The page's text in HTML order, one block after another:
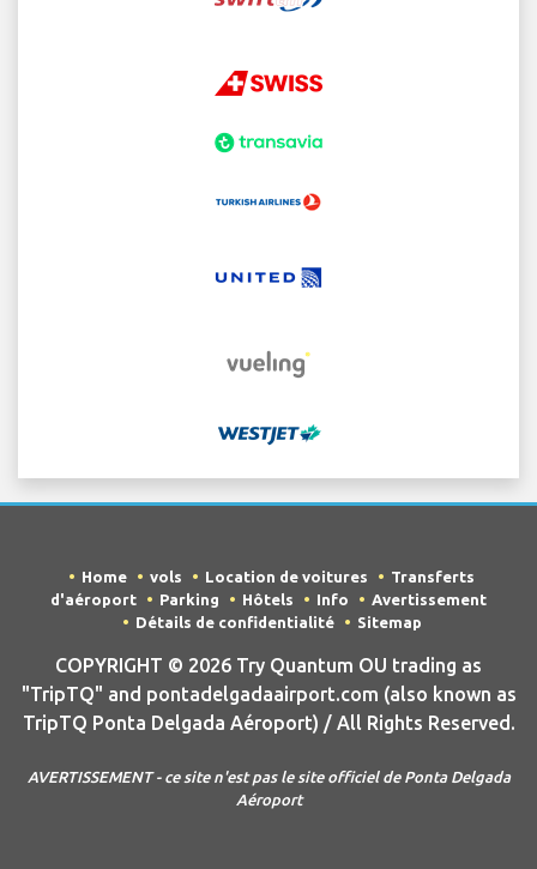
Home vols Location de voitures
Transferts
d'aéroport
Parking Hôtels Info
Avertissement
Détails de confidentialité
Sitemap
COPYRIGHT © 2026 Try Quantum OU trading as
"TripTQ" and pontadelgadaairport.com (also known as
TripTQ Ponta Delgada Aéroport) / All Rights Reserved.
AVERTISSEMENT - ce site n'est pas le site officiel de Ponta Delgada
Aéroport